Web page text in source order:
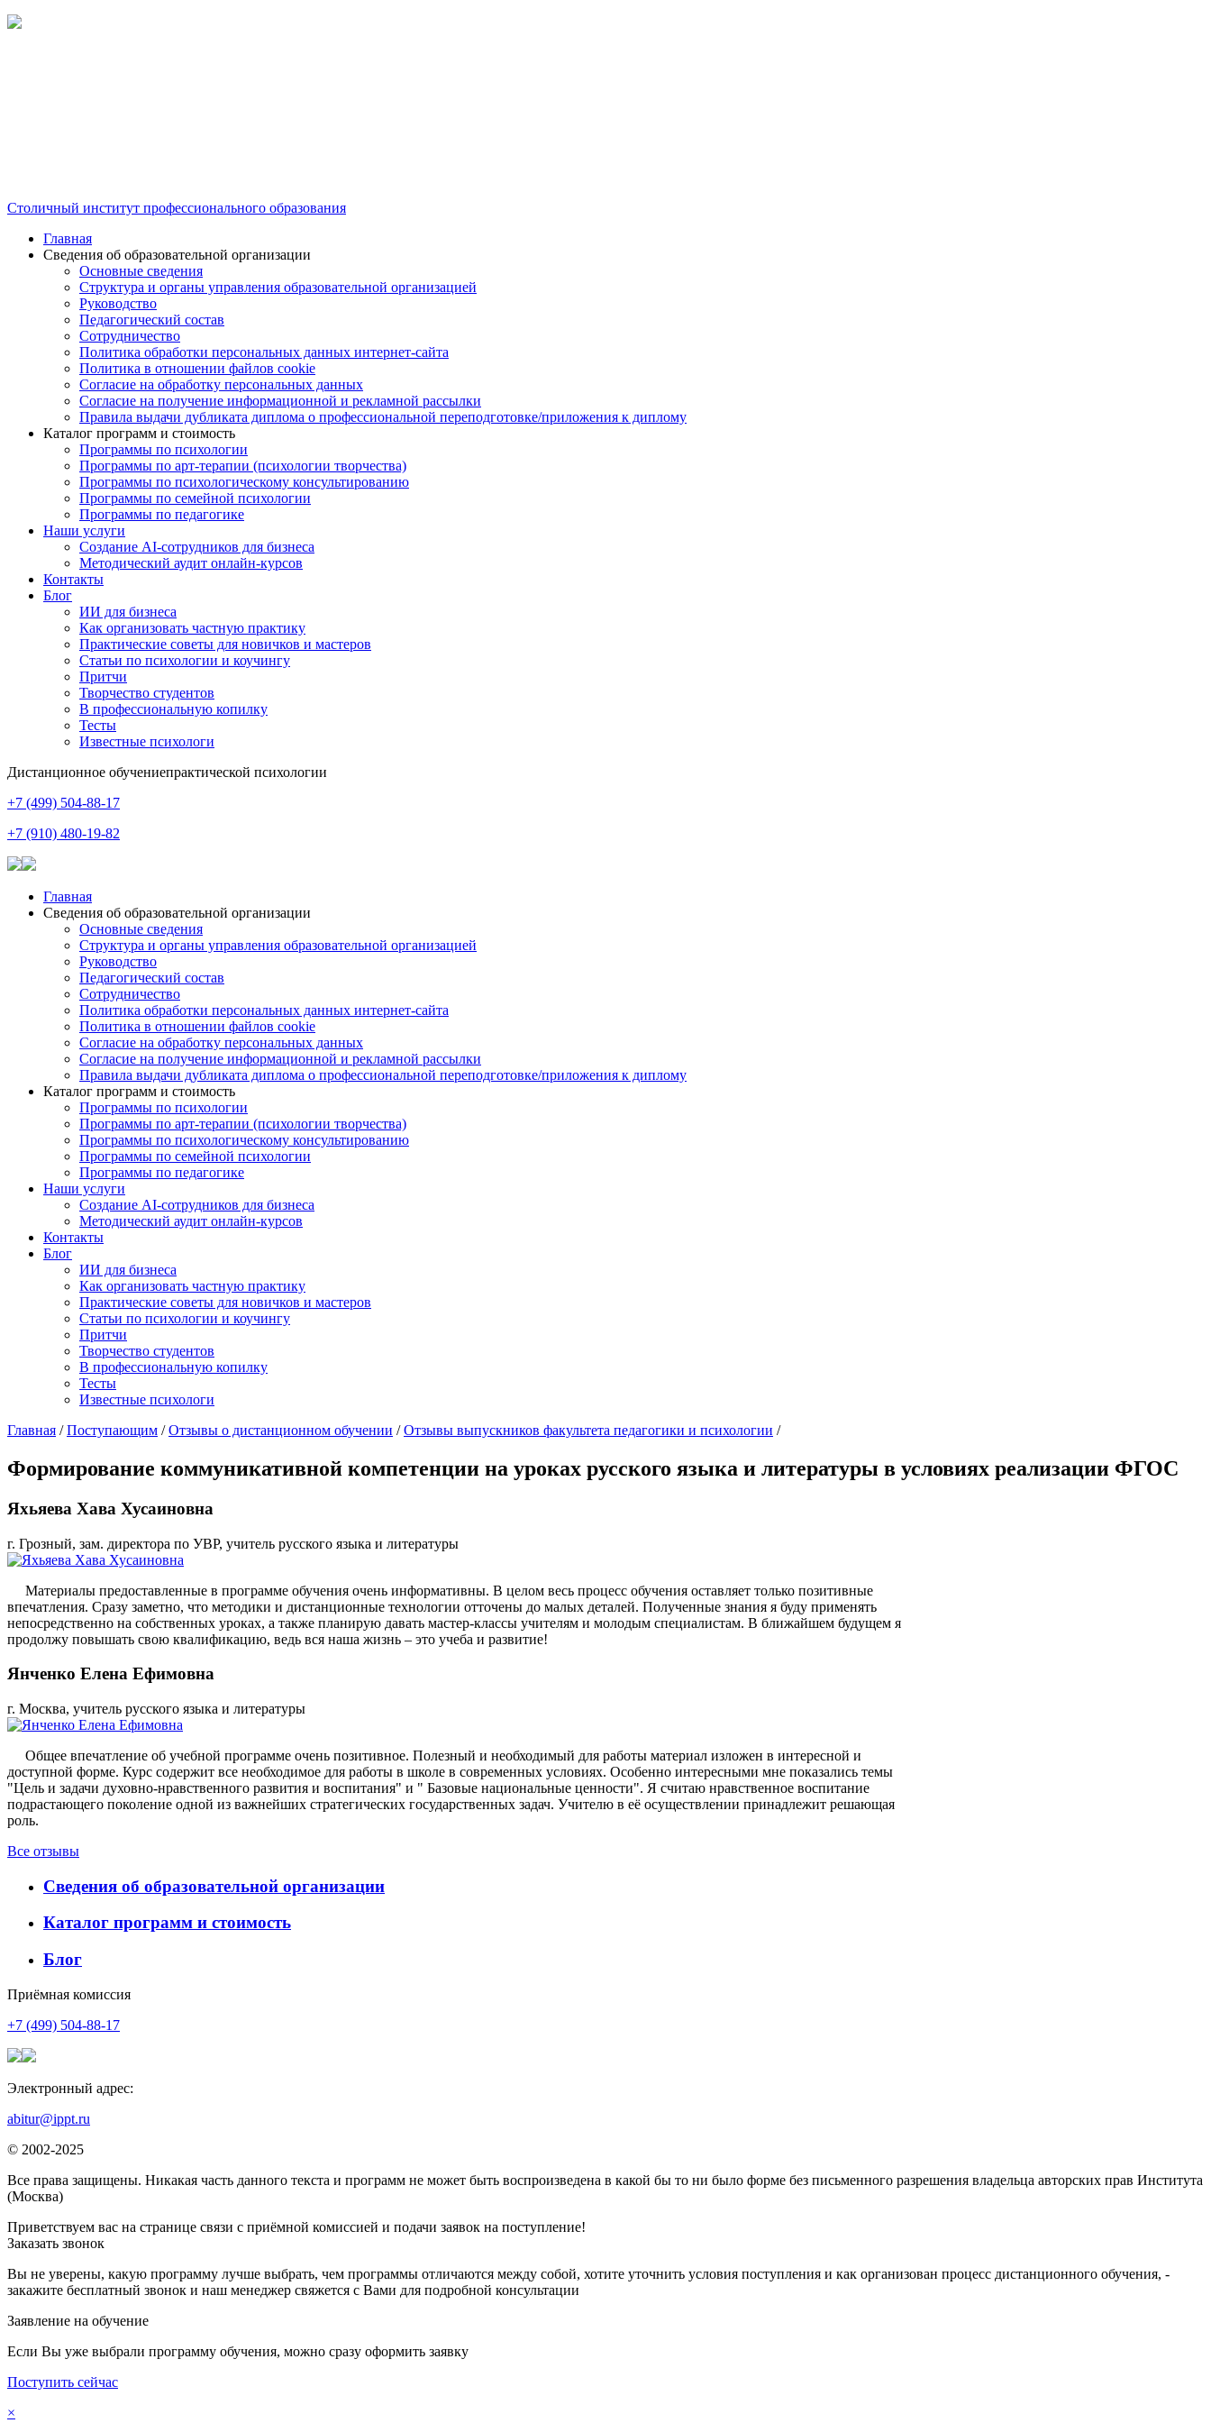
Столичный институт профессионального образования
Главная
Сведения об образовательной организации
Основные сведения
Структура и органы управления образовательной организацией
Руководство
Педагогический состав
Сотрудничество
Политика обработки персональных данных интернет-сайта
Политика в отношении файлов cookie
Согласие на обработку персональных данных
Согласие на получение информационной и рекламной рассылки
Правила выдачи дубликата диплома о профессиональной переподготовке/приложения к диплому
Каталог программ и стоимость
Программы по психологии
Программы по арт-терапии (психологии творчества)
Программы по психологическому консультированию
Программы по семейной психологии
Программы по педагогике
Наши услуги
Создание AI-сотрудников для бизнеса
Методический аудит онлайн-курсов
Контакты
Блог
ИИ для бизнеса
Как организовать частную практику
Практические советы для новичков и мастеров
Статьи по психологии и коучингу
Притчи
Творчество студентов
В профессиональную копилку
Тесты
Известные психологи
Дистанционное обучениепрактической психологии
+7 (499) 504-88-17
+7 (910) 480-19-82
Главная
Сведения об образовательной организации
Основные сведения
Структура и органы управления образовательной организацией
Руководство
Педагогический состав
Сотрудничество
Политика обработки персональных данных интернет-сайта
Политика в отношении файлов cookie
Согласие на обработку персональных данных
Согласие на получение информационной и рекламной рассылки
Правила выдачи дубликата диплома о профессиональной переподготовке/приложения к диплому
Каталог программ и стоимость
Программы по психологии
Программы по арт-терапии (психологии творчества)
Программы по психологическому консультированию
Программы по семейной психологии
Программы по педагогике
Наши услуги
Создание AI-сотрудников для бизнеса
Методический аудит онлайн-курсов
Контакты
Блог
ИИ для бизнеса
Как организовать частную практику
Практические советы для новичков и мастеров
Статьи по психологии и коучингу
Притчи
Творчество студентов
В профессиональную копилку
Тесты
Известные психологи
Главная /Поступающим /Отзывы о дистанционном обучении /Отзывы выпускников факультета педагогики и психологии /
Формирование коммуникативной компетенции на уроках русского языка и литературы в условиях реализации ФГОС
Яхьяева Хава Хусаиновна
г. Грозный, зам. директора по УВР, учитель русского языка и литературы
Материалы предоставленные в программе обучения очень информативны. В целом весь процесс обучения оставляет только позитивные
впечатления. Сразу заметно, что методики и дистанционные технологии отточены до малых деталей. Полученные знания я буду применять
непосредственно на собственных уроках, а также планирую давать мастер-классы учителям и молодым специалистам. В ближайшем будущем я
продолжу повышать свою квалификацию, ведь вся наша жизнь – это учеба и развитие!
Янченко Елена Ефимовна
г. Москва, учитель русского языка и литературы
Общее впечатление об учебной программе очень позитивное. Полезный и необходимый для работы материал изложен в интересной и
доступной форме. Курс содержит все необходимое для работы в школе в современных условиях. Особенно интересными мне показались темы
"Цель и задачи духовно-нравственного развития и воспитания" и " Базовые национальные ценности". Я считаю нравственное воспитание
подрастающего поколение одной из важнейших стратегических государственных задач. Учителю в её осуществлении принадлежит решающая
роль.
Все отзывы
Сведения об образовательной организации
Каталог программ и стоимость
Блог
Приёмная комиссия
+7 (499) 504-88-17
Электронный адрес:
abitur@ippt.ru
© 2002-2025
Все права защищены. Никакая часть данного текста и программ не может быть воспроизведена в какой бы то ни было форме без письменного разрешения владельца авторских прав Института
(Москва)
Приветствуем вас на странице связи с приёмной комиссией и подачи заявок на поступление!
Заказать звонок
Вы не уверены, какую программу лучше выбрать, чем программы отличаются между собой, хотите уточнить условия поступления и как организован процесс дистанционного обучения, -
закажите бесплатный звонок и наш менеджер свяжется с Вами для подробной консультации
Заявление на обучение
Если Вы уже выбрали программу обучения, можно сразу оформить заявку
Поступить сейчас
×